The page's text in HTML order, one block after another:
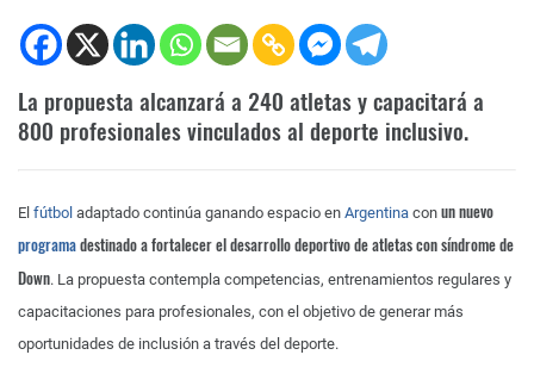
La propuesta alcanzará a 240 atletas y capacitará a
800 profesionales vinculados al deporte inclusivo.
El fútbol adaptado continúa ganando espacio en Argentina con un nuevo
programadestinado a fortalecer el desarrollo deportivo de atletas con síndrome de
Down. La propuesta contempla competencias, entrenamientos regulares y
capacitaciones para profesionales, con el objetivo de generar más
oportunidades de inclusión a través del deporte.